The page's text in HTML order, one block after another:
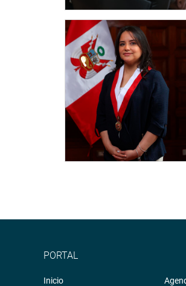
Lima, 17 de junio de 2022
Comisión de Pueblos
PORTAL
Inicio